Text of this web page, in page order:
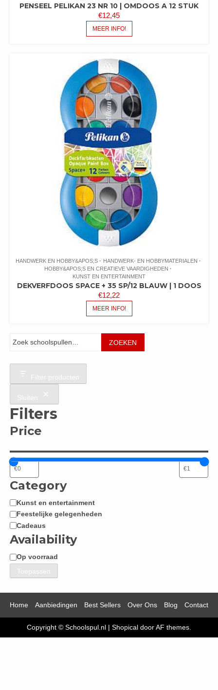
PENSEEL PELIKAN 23 NR 10 | OMDOOS A 12 STUK
€12,45
MEER INFO!
HANDWERK EN HOBBY&APOS;S
HANDWERK- EN HOBBYMATERIALEN
HOBBY&APOS;S EN CREATIEVE VAARDIGHEDEN
KUNST EN ENTERTAINMENT
DEKVERFDOOS SPACE + 35 SP/12 BLAUW | 1 DOOS
€12,22
MEER INFO!
ZOEKEN
Filter producten
Sluiten
Filters
Price
Category
Categorie
Kunst en entertainment
Feestelijke gelegenheden
Cadeaus
Availability
Beschikbaarheid
Op voorraad
Toepassen
Home Aanbiedingen Best Sellers Over Ons Blog Contact
Copyright © Schoolspul.nl | Shopical door AF themes.